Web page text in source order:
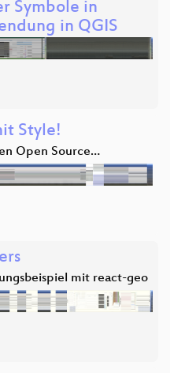
Symbole in
in QGIS
Style!
Open Source…
mit react-geo